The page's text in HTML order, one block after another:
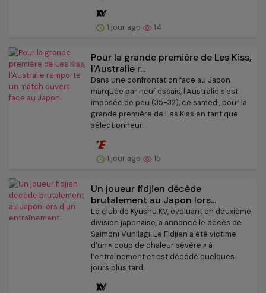
1 jour ago 14
Pour la grande première de Les Kiss,
l'Australie r...
Dans une confrontation face au Japon
marquée par neuf essais, l'Australie s'est
imposée de peu (35-32), ce samedi, pour la
grande première de Les Kiss en tant que
sélectionneur.
1 jour ago 15
Un joueur fidjien décède
brutalement au Japon lors...
Le club de Kyushu KV, évoluant en deuxième
division japonaise, a annoncé le décès de
Saimoni Vunilagi. Le Fidjien a été victime
d’un « coup de chaleur sévère » à
l’entraînement et est décédé quelques
jours plus tard.